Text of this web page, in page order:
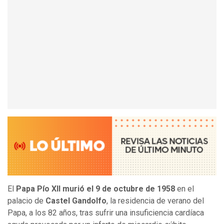
El Papa Pío XII murió el 9 de octubre de 1958 en el
palacio de Castel Gandolfo, la residencia de verano del
Papa, a los 82 años, tras sufrir una insuficiencia cardíaca